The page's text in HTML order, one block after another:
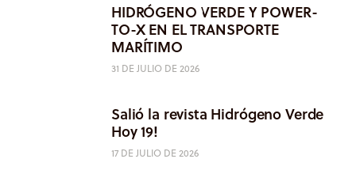
HIDRÓGENO VERDE Y POWER-
TO-X EN EL TRANSPORTE
MARÍTIMO
31 DE JULIO DE 2026
Salió la revista Hidrógeno Verde
Hoy 19!
17 DE JULIO DE 2026